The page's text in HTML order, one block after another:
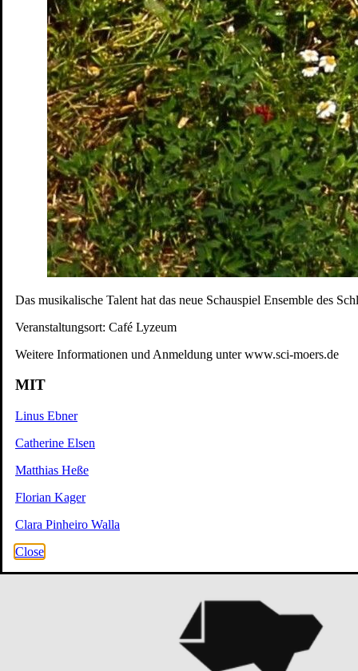
Das musikalische Talent hat das neue Schauspiel Ensemble des
Veranstaltungsort: Café Lyzeum
Weitere Informationen und Anmeldung unter www.sci-moers.de
MIT
Linus Ebner
Catherine Elsen
Matthias Heße
Florian Kager
Clara Pinheiro Walla
Close